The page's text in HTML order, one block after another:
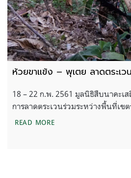
ห้วยขาแข้ง – พุเตย ลาดตระเว
18 – 22 ก.พ. 2561 มูลนิธิสืบนาคะเ
การลาดตระเวนร่วมระหว่างพื้นที่เข
READ MOREห้วยขาแข้ง – พุเตย ลาด